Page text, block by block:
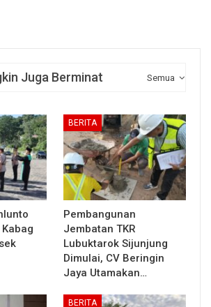
Semua
Juga Berminat
BERITA
Pembangunan
Jembatan TKR
Lubuktarok Sijunjung
Dimulai, CV Beringin
Jaya Utamakan…
BERITA